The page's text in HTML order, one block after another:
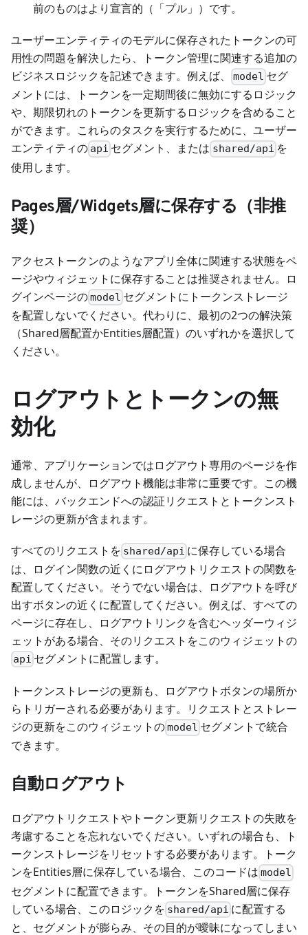
前のものはより宣言的（「プル」）です。
ユーザーエンティティのモデルに保存されたトークンの可
用性の問題を解決したら、トークン管理に関連する追加の
ビジネスロジックを記述できます。例えば、
model セグ
メントには、トークンを一定期間後に無効にするロジック
や、期限切れのトークンを更新するロジックを含めること
ができます。これらのタスクを実行するために、ユーザー
エンティティの api セグメント、または shared/api を
使用します。
Pages層/Widgets層に保存する（非推
奨）
アクセストークンのようなアプリ全体に関連する状態をペ
ージやウィジェットに保存することは推奨されません。ロ
グインページのmodel セグメントにトークンストレージ
を配置しないでください。代わりに、最初の2つの解決策
（Shared層配置かEntities層配置）のいずれかを選択して
ください。
ログアウトとトークンの無
効化
通常、アプリケーションではログアウト専用のページを作
成しませんが、ログアウト機能は非常に重要です。この機
能には、バックエンドへの認証リクエストとトークンスト
レージの更新が含まれます。
すべてのリクエストを shared/api に保存している場合
は、ログイン関数の近くにログアウトリクエストの関数を
配置してください。そうでない場合は、ログアウトを呼び
出すボタンの近くに配置してください。例えば、すべての
ページに存在し、ログアウトリンクを含むヘッダーウィジ
ェットがある場合、そのリクエストをこのウィジェットの
api セグメントに配置します。
トークンストレージの更新も、ログアウトボタンの場所か
らトリガーされる必要があります。リクエストとストレー
ジの更新をこのウィジェットのmodel セグメントで統合
できます。
自動ログアウト
ログアウトリクエストやトークン更新リクエストの失敗を
考慮することを忘れないでください。いずれの場合も、ト
ークンストレージをリセットする必要があります。トーク
ンをEntities層に保存している場合、このコードは model
セグメントに配置できます。トークンをShared層に保存
している場合、このロジックを shared/api に配置する
と、セグメントが膨らみ、その目的が曖昧になってしまい